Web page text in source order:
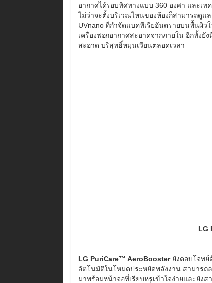
อากาศได้รอบทิศทางแบบ 360 องศา และเท
ไม่ว่าจะตั้งบริเวณไหนของห้องก็สามารถดูแ
UVnano ที่กำจัดแบคทีเรียอันตรายบนพื้นผิว
เครื่องฟอกอากาศสะอาดจากภายใน อีกทั้งยั
สะอาด บริสุทธิ์หมุนเวียนตลอดเวลา
LG
LG PuriCare™ AeroBoosterยังตอบโจทย์
อัตโนมัติในโหมดประหยัดพลังงาน สามารถ
มาพร้อมหน้าจอที่เรียบหรูเข้าใจง่ายและยั